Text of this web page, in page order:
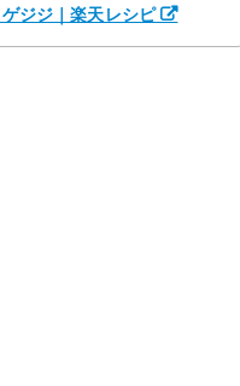
ジジ｜楽天レシピ